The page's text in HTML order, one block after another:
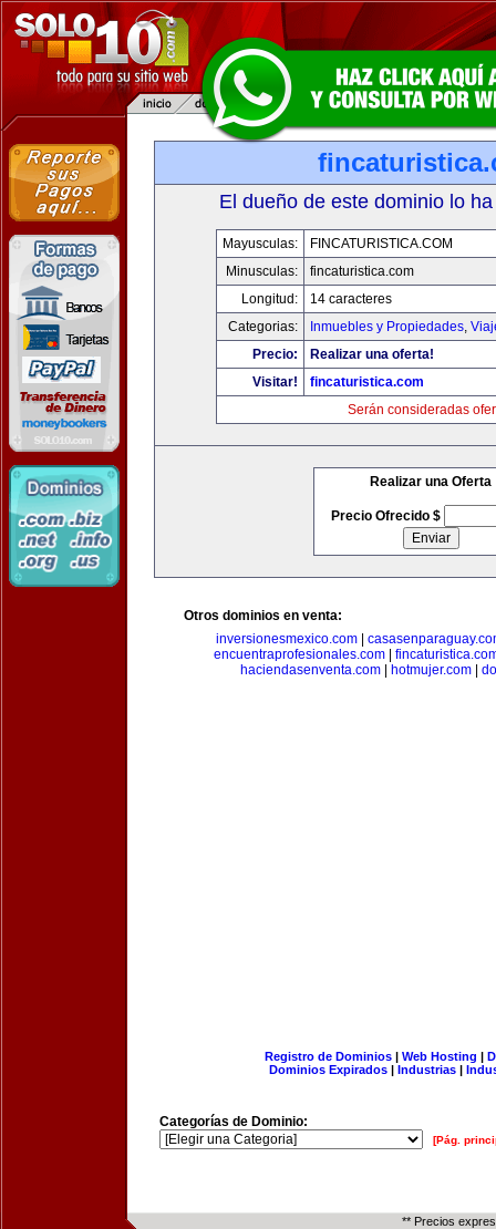
El dueño de este dominio lo
Mayusculas:
FINCATURISTICA.COM
Minusculas:
fincaturistica.com
Longitud:
14 caracteres
Categorias:
Inmuebles y Propiedades,
Precio:
Realizar una oferta!
Visitar!
fincaturistica.com
Serán consideradas
Realizar una Oferta
Precio Ofrecido $
Otros dominios en venta:
inversionesmexico.com
encuentraprofesionales.com
haciendasenventa.com| hotmujer.com|
Registro de Dominios| Web Hosting |
Dominios Expirados | Industrias |
Categorías de Dominio:
[Pág.
** Precios